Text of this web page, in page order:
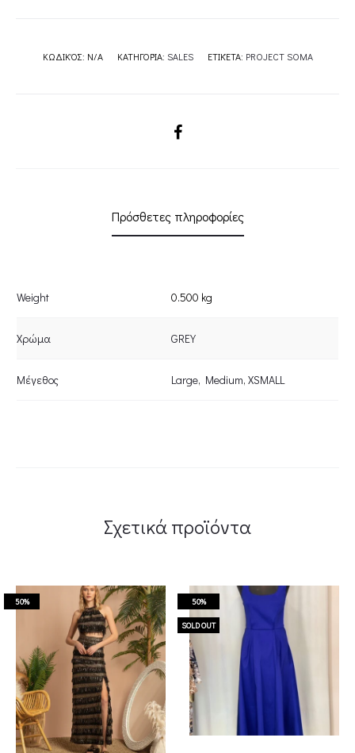
ΚΩΔΙΚΌΣ: N/A ΚΑΤΗΓΟΡΊΑ: SALES ΕΤΙΚΈΤΑ: PROJECT SOMA
SHARE
Πρόσθετες πληροφορίες
Weight 0.500 kg
Χρώμα GREY
Μέγεθος Large, Medium, XSMALL
Σχετικά προϊόντα
50% 50%
SOLD OUT